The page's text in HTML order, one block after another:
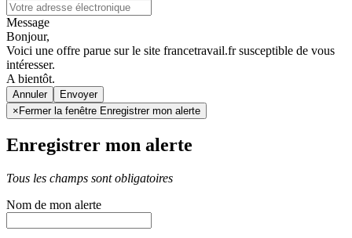
Message
Bonjour,
Voici une offre parue sur le site francetravail.fr susceptible de vous
intéresser.
A bientôt.
Annuler
× Fermer la fenêtre Enregistrer mon alerte
Enregistrer mon alerte
Tous les champs sont obligatoires
Nom de mon alerte